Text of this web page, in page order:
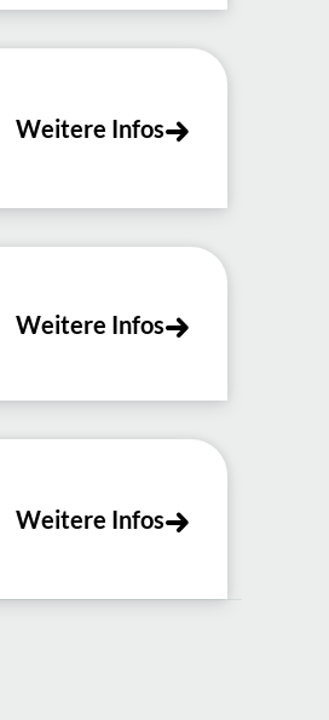
Weitere Infos
Weitere Infos
Weitere Infos